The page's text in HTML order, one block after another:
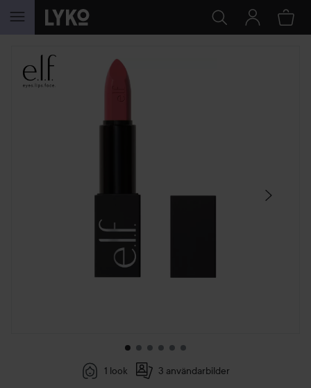
HOPPA TILL INNEHÅLLET
HOPPA ÖVER SEKTIONEN
1 look 3 användarbilder